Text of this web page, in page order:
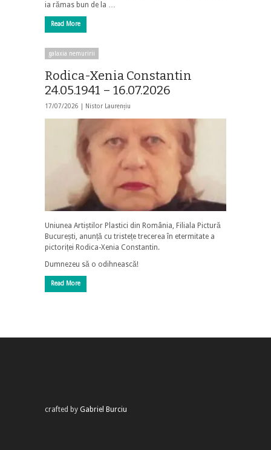
ia rămas bun de la …
Read More
galaxia nemuririi
Rodica-Xenia Constantin
24.05.1941 – 16.07.2026
17/07/2026 | Nistor Laurențiu
Uniunea Artiștilor Plastici din România, Filiala Pictură
București, anunță cu tristețe trecerea în etermitate a
pictoriței Rodica-Xenia Constantin.
Dumnezeu să o odihnească!
Read More
crafted by Gabriel Burciu